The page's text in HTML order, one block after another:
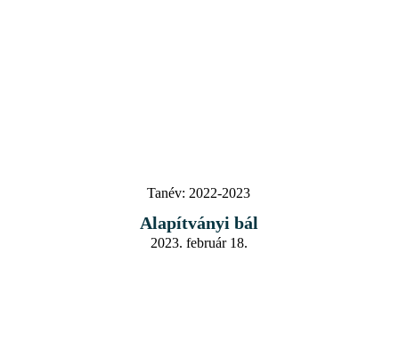
Tanév: 2022-2023
Alapítványi bál
2023. február 18.